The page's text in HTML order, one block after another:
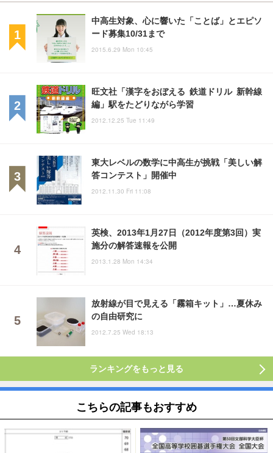
中高生対象、心に響いた「ことば」とエピソ
ード募集10/31まで
2015.6.29 Mon 10:45
旺文社「漢字をおぼえる 鉄道ドリル 新幹線
編」駅をたどりながら学習
2012.12.25 Tue 11:49
東大レベルの数学に中高生が挑戦「美しい解
答コンテスト」開催中
2012.11.30 Fri 11:08
英検、2013年1月27日（2012年度第3回）実
施分の解答速報を公開
2013.1.28 Mon 14:34
放射線が目で見える「霧箱キット」…夏休み
の自由研究に
2012.7.25 Wed 18:13
ランキングをもっと見る
こちらの記事もおすすめ